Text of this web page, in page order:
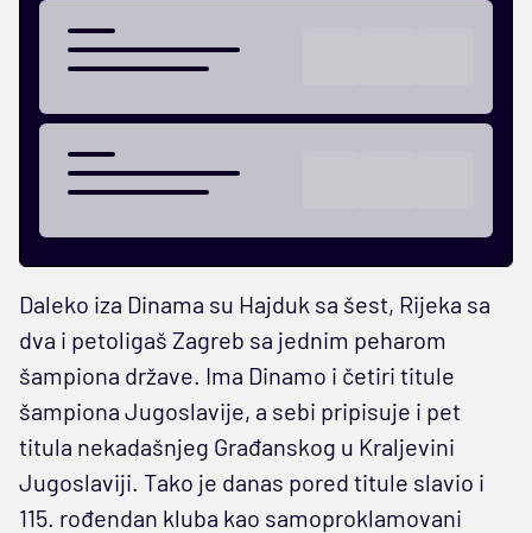
Daleko iza Dinama su Hajduk sa šest, Rijeka sa
dva i petoligaš Zagreb sa jednim peharom
šampiona države. Ima Dinamo i četiri titule
šampiona Jugoslavije, a sebi pripisuje i pet
titula nekadašnjeg Građanskog u Kraljevini
Jugoslaviji. Tako je danas pored titule slavio i
115. rođendan kluba kao samoproklamovani